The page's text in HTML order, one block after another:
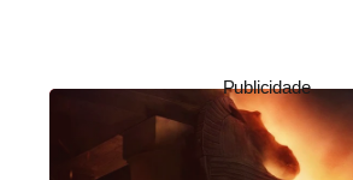
Publicidade